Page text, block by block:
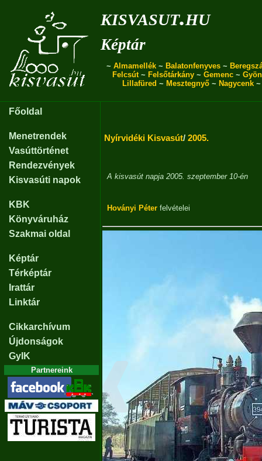
kisvasut.hu
Képtár
~ Almamellék ~ Balatonfenyves ~
Felcsút~ Felsőtárkány ~ Gemenc ~
Lillafüred ~ Mesztegnyő~ Nagycenk
Főoldal
Menetrendek
Vasúttörténet
Rendezvények
Kisvasúti napok
KBK
Könyváruház
Szakmai oldal
Képtár
Térképtár
Irattár
Linktár
Cikkarchívum
Újdonságok
GyIK
Partnereink
Nyírvidéki Kisvasút/ 2005.
A kisvasút napja 2005. szeptember 10-én
Hoványi Péter felvételei